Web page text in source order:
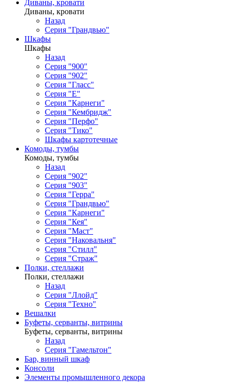
Диваны, кровати
Диваны, кровати
Назад
Серия "Грандвью"
Шкафы
Шкафы
Назад
Серия "900"
Серия "902"
Серия "Гласс"
Серия "Е"
Серия "Карнеги"
Серия "Кембридж"
Серия "Перфо"
Серия "Тико"
Шкафы картотечные
Комоды, тумбы
Комоды, тумбы
Назад
Серия "902"
Серия "903"
Серия "Герра"
Серия "Грандвью"
Серия "Карнеги"
Серия "Кея"
Серия "Маст"
Серия "Наковальня"
Серия "Стилл"
Серия "Страж"
Полки, стеллажи
Полки, стеллажи
Назад
Серия "Ллойд"
Серия "Техно"
Вешалки
Буфеты, серванты, витрины
Буфеты, серванты, витрины
Назад
Серия "Гамельтон"
Бар, винный шкаф
Консоли
Элементы промышленного декора